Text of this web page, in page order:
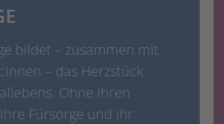
bildet – zusammen mit
– das Herzstück
Ohne ihren
Fürsorge und ihr